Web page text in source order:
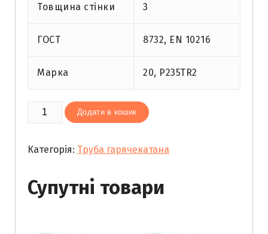
Товщина стінки 3
ГОСТ 8732, EN 10216
Марка 20, P235TR2
Труба
гарячекатана
3
Додати в кошик
Категорія: Труба гарячекатана
Супутні товари